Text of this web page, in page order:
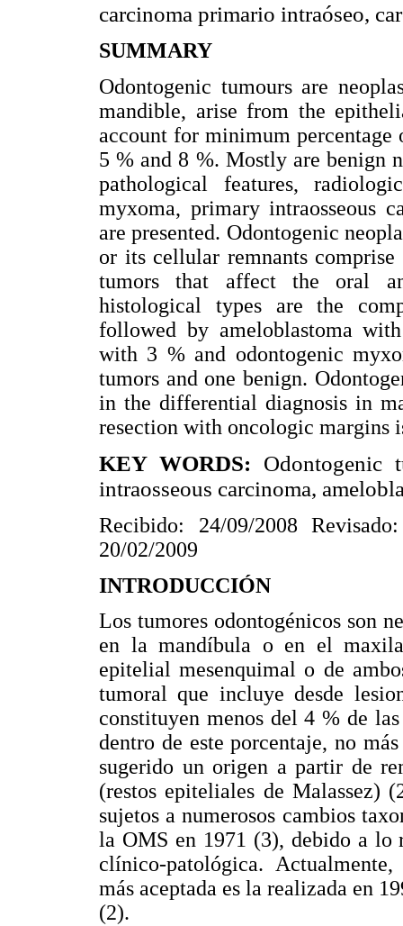
carcinoma primario intraóseo,
SUMMARY
Odontogenic tumours are
mandible, arise from the
account for minimum
5 % and 8 %. Mostly are benign
pathological features,
myxoma, primary intraosseous
are presented. Odontogenic
or its cellular remnants
tumors that affect the oral
histological types are the
followed by ameloblastoma
with 3 % and odontogenic
tumors and one benign.
in the differential diagnosis in
resection with oncologic margins
KEY WORDS: Odontogenic
intraosseous carcinoma,
Recibido: 24/09/2008
20/02/2009
INTRODUCCIÓN
Los tumores odontogénicos son
en la mandíbula o en el
epitelial mesenquimal o de
tumoral que incluye desde
constituyen menos del 4 % de
dentro de este porcentaje, no
sugerido un origen a partir de
(restos epiteliales de Malassez)
sujetos a numerosos cambios
la OMS en 1971 (3), debido a lo
clínico-patológica.
más aceptada es la realizada en
(2).